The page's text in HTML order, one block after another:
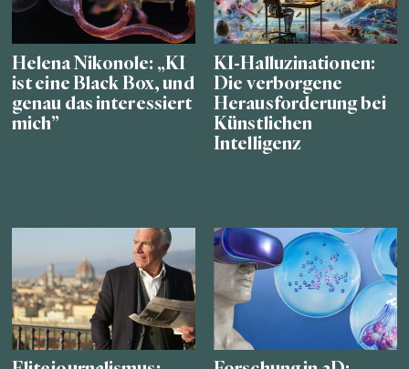
Helena Nikonole: „KI
ist eine Black Box, und
genau das interessiert
mich”
KI-Halluzinationen:
Die verborgene
Herausforderung bei
Künstlichen
Intelligenz